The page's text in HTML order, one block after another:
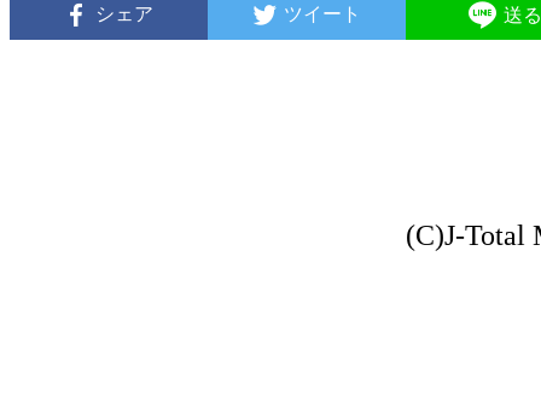
シェア ツイート 送る
(C)J-Total